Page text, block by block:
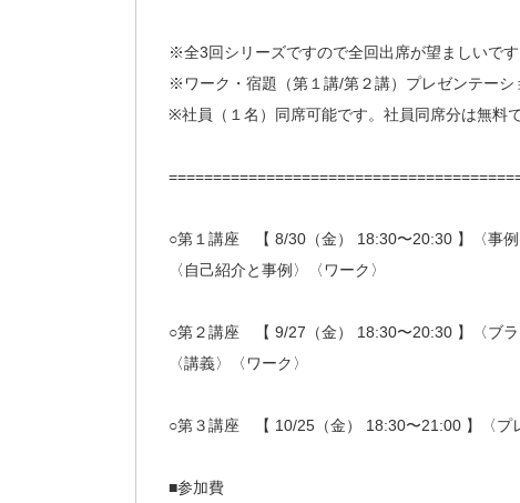
※全3回シリーズですので全回出席が望ましいです
※ワーク・宿題（第１講/第２講）プレゼンテーシ
※社員（１名）同席可能です。社員同席分は無料
○第１講座 【 8/30（金） 18:30〜20:30 】〈事例
〈自己紹介と事例〉〈ワーク〉
○第２講座 【 9/27（金） 18:30〜20:30 】〈ブラ
〈講義〉〈ワーク〉
○第３講座 【 10/25（金） 18:30〜21:00 】〈プ
■参加費